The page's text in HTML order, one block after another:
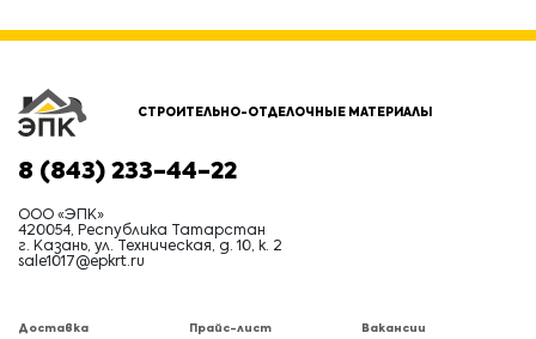
СТРОИТЕЛЬНО-ОТДЕЛОЧНЫЕ МАТЕРИАЛЫ
8 (843) 233-44-22
ООО «ЭПК»
420054, Республика Татарстан
г. Казань, ул. Техническая, д. 10, к. 2
sale1017@epkrt.ru
Доставка
Прайс-лист
Вакансии